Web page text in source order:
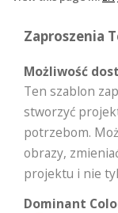
Zaproszenia
Możliwość
Ten szablon
stworzyć
potrzebom.
obrazy,
projektu i nie
Dominant